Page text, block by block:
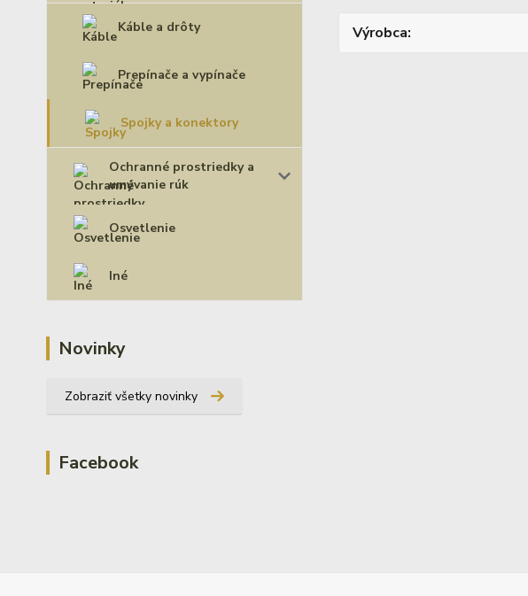
Káble a drôty
Prepínače a vypínače
Spojky a konektory
Ochranné prostriedky a
umývanie rúk
Osvetlenie
Iné
Novinky
Zobraziť všetky novinky
Facebook
Výrobca